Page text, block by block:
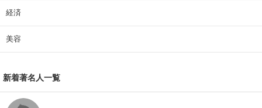
経済
美容
新着著名人一覧